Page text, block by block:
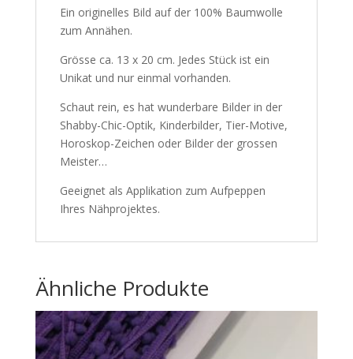
Ein originelles Bild auf der 100% Baumwolle
zum Annähen.
Grösse ca. 13 x 20 cm. Jedes Stück ist ein
Unikat und nur einmal vorhanden.
Schaut rein, es hat wunderbare Bilder in der
Shabby-Chic-Optik, Kinderbilder, Tier-Motive,
Horoskop-Zeichen oder Bilder der grossen
Meister…
Geeignet als Applikation zum Aufpeppen
Ihres Nähprojektes.
Ähnliche Produkte